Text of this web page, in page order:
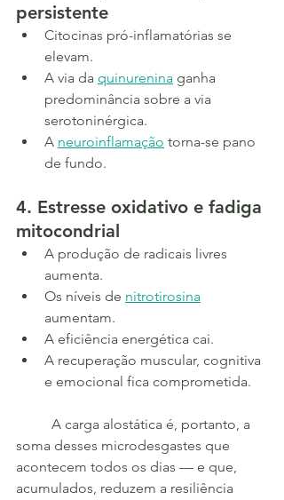
persistente
Citocinas pró-inflamatórias se
elevam.
A via da quinurenina ganha
predominância sobre a via
serotoninérgica.
A neuroinflamação torna-se pano
de fundo.
4. Estresse oxidativo e fadiga
mitocondrial
A produção de radicais livres
aumenta.
Os níveis de nitrotirosina
aumentam.
A eficiência energética cai.
A recuperação muscular, cognitiva
e emocional fica comprometida.
soma desses microdesgastes que
acontecem todos os dias — e que,
acumulados, reduzem a resiliência